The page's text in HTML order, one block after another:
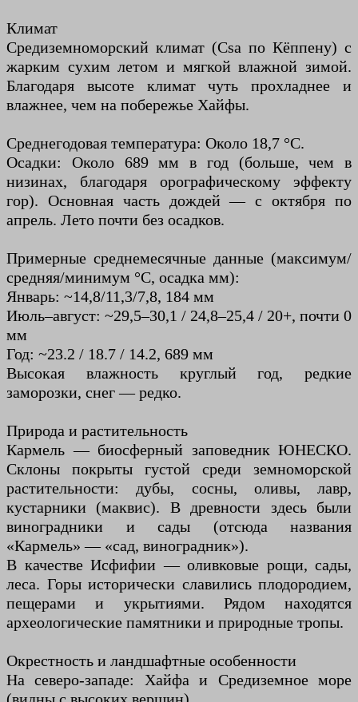
Климат
Средиземноморский климат (Csa по Кёппену) с
жарким сухим летом и мягкой влажной зимой.
Благодаря высоте климат чуть прохладнее и
влажнее, чем на побережье Хайфы.
Среднегодовая температура: Около 18,7 °C.
Осадки: Около 689 мм в год (больше, чем в
низинах, благодаря орографическому эффекту
гор). Основная часть дождей — с октября по
апрель. Лето почти без осадков.
Примерные среднемесячные данные (максимум/
средняя/минимум °C, осадка мм):
Январь: ~14,8/11,3/7,8, 184 мм
Июль–август: ~29,5–30,1 / 24,8–25,4 / 20+, почти 0
мм
Год: ~23.2 / 18.7 / 14.2, 689 мм
Высокая влажность круглый год, редкие
заморозки, снег — редко.
Природа и растительность
Кармель — биосферный заповедник ЮНЕСКО.
Склоны покрыты густой среди земноморской
растительности: дубы, сосны, оливы, лавр,
кустарники (маквис). В древности здесь были
виноградники и сады (отсюда названия
«Кармель» — «сад, виноградник»).
В качестве Исфифии — оливковые рощи, сады,
леса. Горы исторически славились плодородием,
пещерами и укрытиями. Рядом находятся
археологические памятники и природные тропы.
Окрестность и ландшафтные особенности
На северо-западе: Хайфа и Средиземное море